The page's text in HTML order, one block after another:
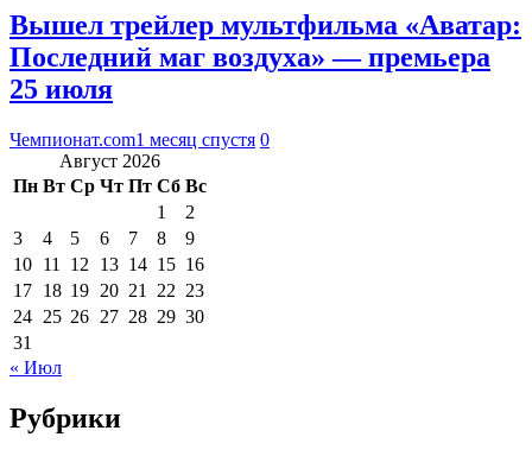
Вышел трейлер мультфильма «Аватар:
Последний маг воздуха» — премьера
25 июля
Чемпионат.com1 месяц спустя 0
Август 2026
Пн Вт Ср Чт Пт Сб Вс
1
2
3
4 5 6 7 8
9
10 11 12 13 14 15 16
17 18 19 20 21 22 23
24 25 26 27 28 29 30
31
« Июл
Рубрики